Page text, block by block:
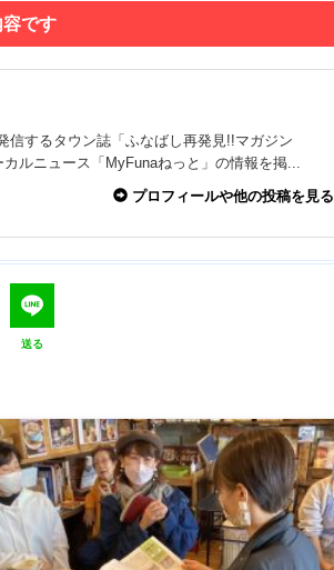
容です
信するタウン誌「ふなばし再発見!!マガジン
ルニュース「MyFunaねっと」の情報を掲...
プロフィールや他の投稿を見る
送る